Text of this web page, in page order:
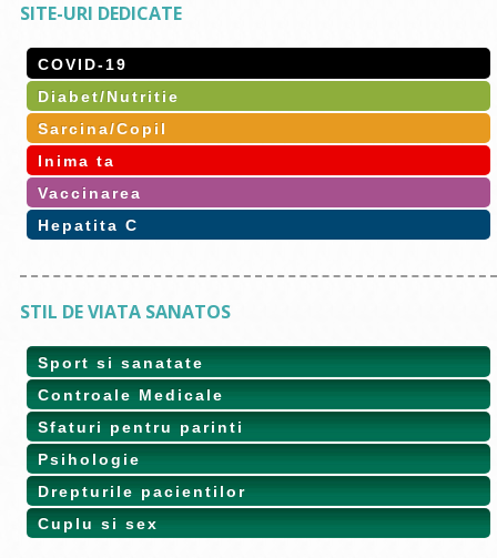
SITE-URI DEDICATE
COVID-19
Diabet/Nutritie
Sarcina/Copil
Inima ta
Vaccinarea
Hepatita C
STIL DE VIATA SANATOS
Sport si sanatate
Controale Medicale
Sfaturi pentru parinti
Psihologie
Drepturile pacientilor
Cuplu si sex